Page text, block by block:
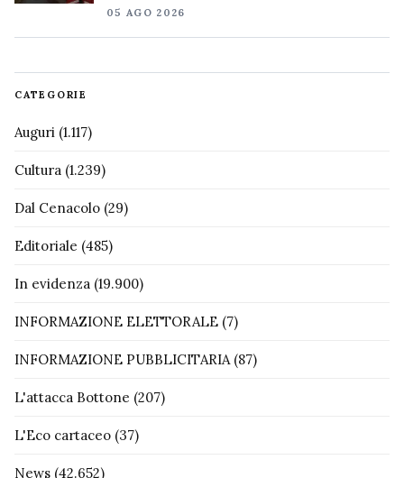
05 AGO 2026
CATEGORIE
Auguri (1.117)
Cultura (1.239)
Dal Cenacolo (29)
Editoriale (485)
In evidenza (19.900)
INFORMAZIONE ELETTORALE (7)
INFORMAZIONE PUBBLICITARIA(87)
L'attacca Bottone (207)
L'Eco cartaceo (37)
News (42.652)